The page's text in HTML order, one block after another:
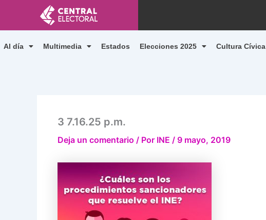
contenido
Al día Multimedia Estados Elecciones 2025 Cultura Cívica
3 7.16.25 p.m.
Deja un comentario / Por INE / 9 mayo, 2019